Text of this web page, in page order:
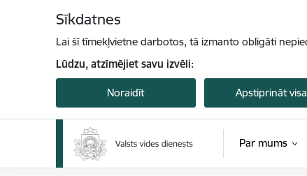
Sīkdatnes
Lai šī tīmekļvietne darbotos, tā izmanto obligāti
Lūdzu, atzīmējiet savu izvēli:
Noraidīt Apstiprināt
Par mums